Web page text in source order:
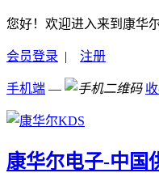
您好！欢迎进入来到康华
会员登录 | 注册
手机端 —
康华尔电子-中国